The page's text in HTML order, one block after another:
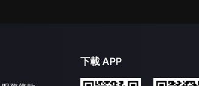
下載 APP